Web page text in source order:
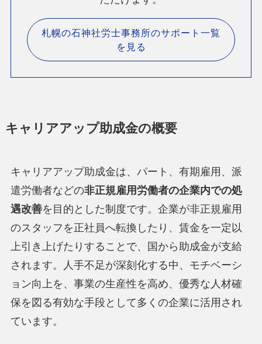
札幌の石神社労士事務所のサポート一覧
を見る
キャリアアップ助成金の概要
キャリアアップ助成金は、パート、有期雇用、派
遣労働者などの非正規雇用労働者の企業内での処
遇改善を目的とした制度です。企業が非正規雇用
のスタッフを正社員へ転換したり、賃金を一定以
上引き上げたりすることで、国から助成金が支給
されます。人手不足が深刻化する中、モチベーシ
ョン向上を、事業の生産性を高め、優秀な人材確
保を図る有効な手段として多くの企業に活用され
ています。